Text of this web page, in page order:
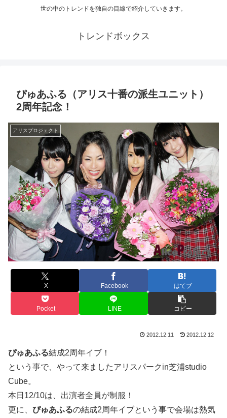
世の中のトレンドを独自の目線で紹介していきます。
トレンドボックス
ぴゅあふる（アリス十番の派生ユニット）
2周年記念！
アリスプロジェクト
X Facebook はてブ
Pocket LINE コピー
2012.12.11 2012.12.12
ぴゅあふる結成2周年イブ！
という事で、やって来ましたアリスパークin芝浦studio
Cube。
本日12/10は、出演者全員が制服！
更に、 ぴゅあふるの結成2周年イブという事で会場は熱気